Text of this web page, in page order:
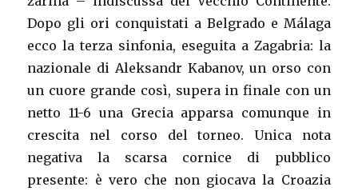
Dopo gli ori conquistati a Belgrado e Málaga
ecco la terza sinfonia, eseguita a Zagabria: la
nazionale di Aleksandr Kabanov, un orso con
un cuore grande così, supera in finale con un
netto 11-6 una Grecia apparsa comunque in
crescita nel corso del torneo. Unica nota
negativa la scarsa cornice di pubblico
presente: è vero che non giocava la Croazia